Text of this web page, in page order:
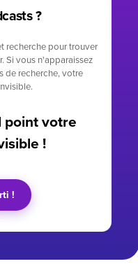
?
recherche pour trouver
Si vous n'apparaissez
de recherche, votre
point votre
!
!